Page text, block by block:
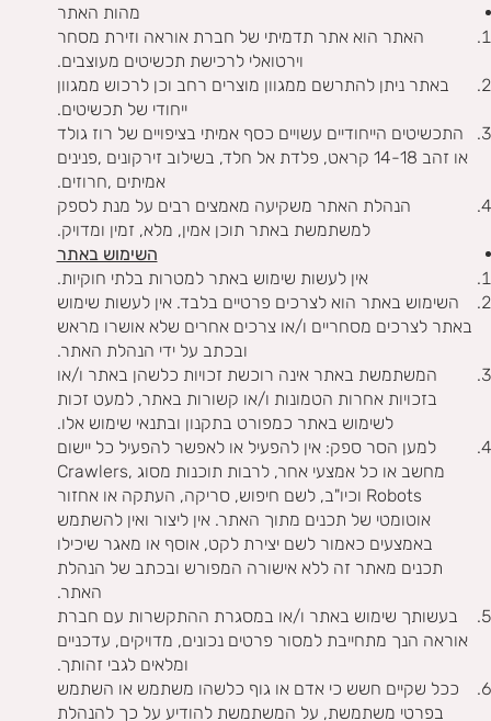
מהות האתר
האתר הוא אתר תדמיתי של חברת אוראה וזירת מסחר
וירטואלי לרכישת תכשיטים מעוצבים.
באתר ניתן להתרשם ממגוון מוצרים רחב וכן לרכוש ממגוון
ייחודי של תכשיטים.
התכשיטים הייחודיים עשויים כסף אמיתי בציפויים של רוז גולד
או זהב 14-18 קראט, פלדת אל חלד, בשילוב זירקונים ,פנינים
אמיתים ,חרוזים.
הנהלת האתר משקיעה מאמצים רבים על מנת לספק
למשתמשת באתר תוכן אמין, מלא, זמין ומדויק.
השימוש באתר
אין לעשות שימוש באתר למטרות בלתי חוקיות.
השימוש באתר הוא לצרכים פרטיים בלבד. אין לעשות שימוש
באתר לצרכים מסחריים ו/או צרכים אחרים שלא אושרו מראש
ובכתב על ידי הנהלת האתר.
המשתמשת באתר אינה רוכשת זכויות כלשהן באתר ו/או
בזכויות אחרות הטמונות ו/או קשורות באתר, למעט זכות
לשימוש באתר כמפורט בתקנון ובתנאי שימוש אלו.
למען הסר ספק: אין להפעיל או לאפשר להפעיל כל יישום
מחשב או כל אמצעי אחר, לרבות תוכנות מסוג Crawlers,
Robots וכיו"ב, לשם חיפוש, סריקה, העתקה או אחזור
אוטומטי של תכנים מתוך האתר. אין ליצור ואין להשתמש
באמצעים כאמור לשם יצירת לקט, אוסף או מאגר שיכילו
תכנים מאתר זה ללא אישורה המפורש ובכתב של הנהלת
האתר.
בעשותך שימוש באתר ו/או במסגרת ההתקשרות עם חברת
אוראה הנך מתחייבת למסור פרטים נכונים, מדויקים, עדכניים
ומלאים לגבי זהותך.
ככל שקיים חשש כי אדם או גוף כלשהו משתמש או השתמש
בפרטי משתמשת, על המשתמשת להודיע על כך להנהלת